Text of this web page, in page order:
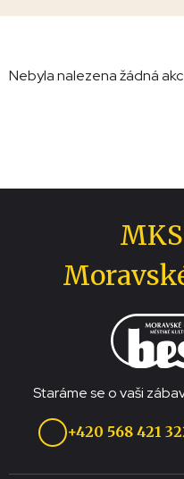
Nebyla nalezena žádná
Staráme se o vaši
+420 568 421